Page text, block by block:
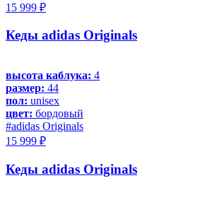
15 999 ₽
Кеды adidas Originals
высота каблука: 4
размер: 44
пол: unisex
цвет: бордовый
#adidas Originals
15 999 ₽
Кеды adidas Originals